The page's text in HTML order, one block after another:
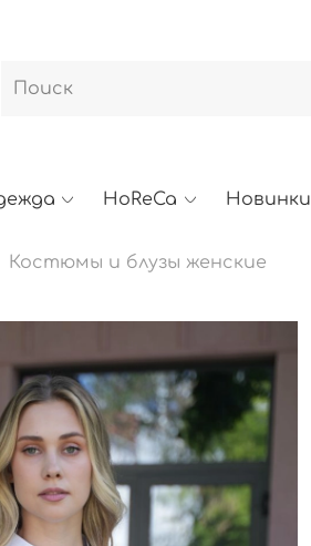
HoReCa Новинки
Костюмы и блузы женские